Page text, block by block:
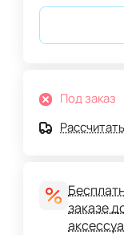
Под заказ
заказе